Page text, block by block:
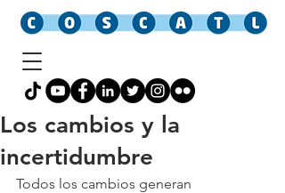
Los cambios y la
incertidumbre
Todos los cambios generan